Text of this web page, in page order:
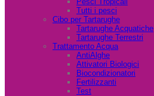
Tutti i pesci
Cibo per Tartarughe
Tartarughe Acquatiche
Tartarughe Terrestri
Trattamento Acqua
AntiAlghe
Attivatori Biologici
Biocondizionatori
Fertilizzanti
Test